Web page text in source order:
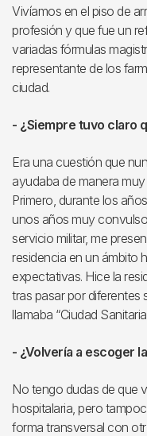
Vivíamos en el piso de
profesión y que fue un
variadas fórmulas
representante de los
ciudad.
- ¿Siempre tuvo claro
Era una cuestión que
ayudaba de manera
Primero, durante los
unos años muy
servicio militar, me
residencia en un ámbito
expectativas. Hice la
tras pasar por
llamaba “Ciudad
- ¿Volvería a escoger
No tengo dudas de que
hospitalaria, pero
forma transversal con